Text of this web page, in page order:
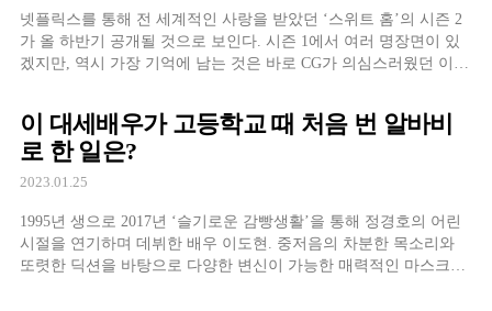
넷플릭스를 통해 전 세계적인 사랑을 받았던 ‘스위트 홈’의 시즌 2
가 올 하반기 공개될 것으로 보인다. 시즌 1에서 여러 명장면이 있
겠지만, 역시 가장 기억에 남는 것은 바로 CG가 의심스러웠던 이시
이 대세배우가 고등학교 때 처음 번 알바비
로 한 일은?
2023.01.25
1995년 생으로 2017년 ‘슬기로운 감빵생활’을 통해 정경호의 어린
시절을 연기하며 데뷔한 배우 이도현. 중저음의 차분한 목소리와
또렷한 딕션을 바탕으로 다양한 변신이 가능한 매력적인 마스크로